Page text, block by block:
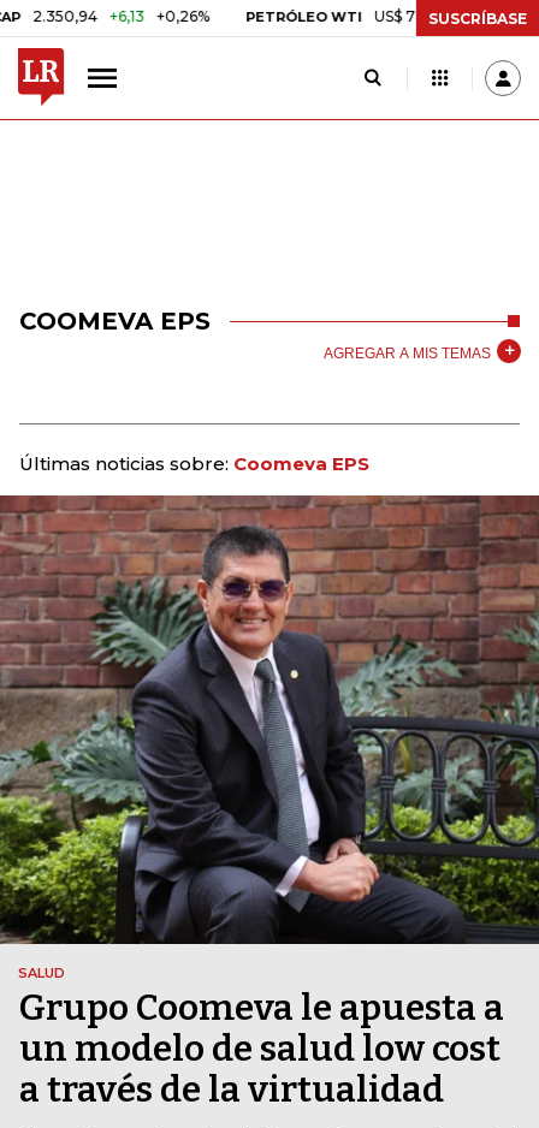
+6,13 +0,26% PETRÓLEO WTI US$ 78,01 US$ 2,92 +3,89%
SUSCRÍBASE
COOMEVA EPS
AGREGAR A MIS TEMAS
Últimas noticias sobre: Coomeva EPS
SALUD
Grupo Coomeva le apuesta a
un modelo de salud low cost
a través de la virtualidad